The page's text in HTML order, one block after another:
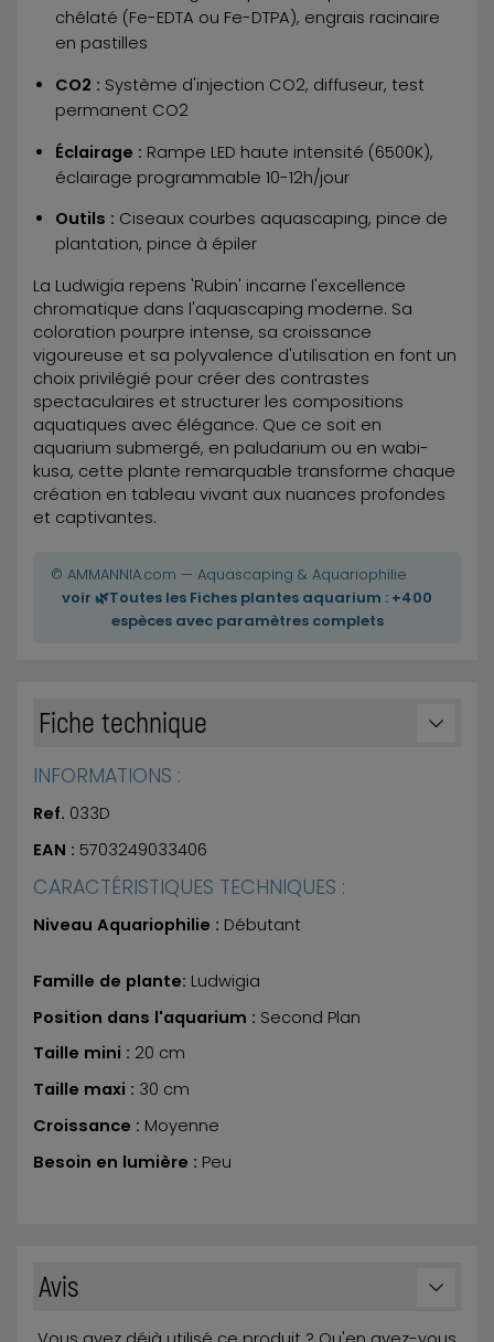
chélaté (Fe-EDTA ou Fe-DTPA), engrais racinaire
en pastilles
CO2 : Système d'injection CO2, diffuseur, test
permanent CO2
Éclairage : Rampe LED haute intensité (6500K),
éclairage programmable 10-12h/jour
Outils : Ciseaux courbes aquascaping, pince de
plantation, pince à épiler
La Ludwigia repens 'Rubin' incarne l'excellence
chromatique dans l'aquascaping moderne. Sa
coloration pourpre intense, sa croissance
vigoureuse et sa polyvalence d'utilisation en font un
choix privilégié pour créer des contrastes
spectaculaires et structurer les compositions
aquatiques avec élégance. Que ce soit en
aquarium submergé, en paludarium ou en wabi-
kusa, cette plante remarquable transforme chaque
création en tableau vivant aux nuances profondes
et captivantes.
© AMMANNIA.com — Aquascaping & Aquariophilie
voir 🌿Toutes les Fiches plantes aquarium : +400
espèces avec paramètres complets
Fiche technique
INFORMATIONS :
Ref. 033D
EAN : 5703249033406
CARACTÉRISTIQUES TECHNIQUES :
Niveau Aquariophilie : Débutant
Famille de plante: Ludwigia
Position dans l'aquarium : Second Plan
Taille mini : 20 cm
Taille maxi : 30 cm
Croissance : Moyenne
Besoin en lumière : Peu
Avis